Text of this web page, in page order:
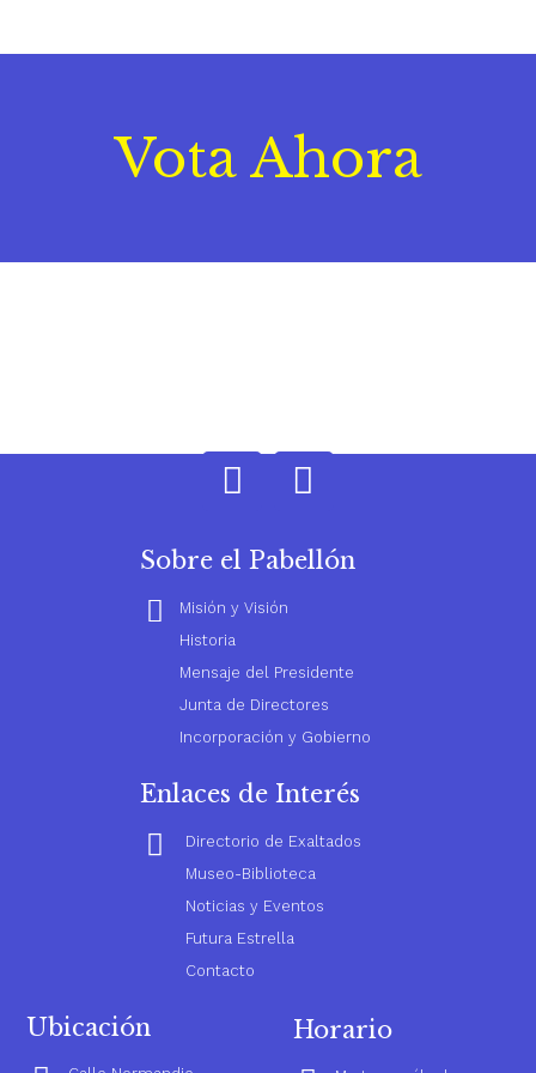
Vota Ahora
Sobre el Pabellón
Misión y Visión
Historia
Mensaje del Presidente
Junta de Directores
Incorporación y Gobierno
Enlaces de Interés
Directorio de Exaltados
Museo-Biblioteca
Noticias y Eventos
Futura Estrella
Contacto
Ubicación Horario